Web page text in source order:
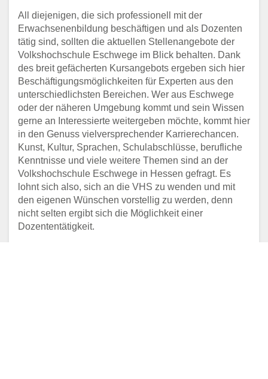
All diejenigen, die sich professionell mit der
Erwachsenenbildung beschäftigen und als Dozenten
tätig sind, sollten die aktuellen Stellenangebote der
Volkshochschule Eschwege im Blick behalten. Dank
des breit gefächerten Kursangebots ergeben sich hier
Beschäftigungsmöglichkeiten für Experten aus den
unterschiedlichsten Bereichen. Wer aus Eschwege
oder der näheren Umgebung kommt und sein Wissen
gerne an Interessierte weitergeben möchte, kommt hier
in den Genuss vielversprechender Karrierechancen.
Kunst, Kultur, Sprachen, Schulabschlüsse, berufliche
Kenntnisse und viele weitere Themen sind an der
Volkshochschule Eschwege in Hessen gefragt. Es
lohnt sich also, sich an die VHS zu wenden und mit
den eigenen Wünschen vorstellig zu werden, denn
nicht selten ergibt sich die Möglichkeit einer
Dozententätigkeit.